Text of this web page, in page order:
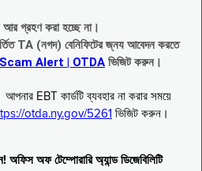
গ্রহণ করা হচ্ছে না।
TA (নগদ) বেনিফিটের জ্নয আবেদন করতে
Alert | OTDA ভিজিট করুন।
EBT কার্ডটি ব্যবহার না করার সময়ে
otda.ny.gov/5261 ভিজিট করুন।
অফিস অফ টেম্পোরারি অ্যান্ড ডিজেবিলিটি